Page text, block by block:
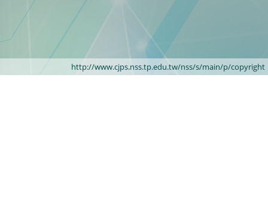
http://www.cjps.nss.tp.edu.tw/nss/s/main/p/copyright